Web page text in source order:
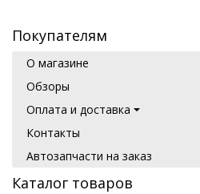
Покупателям
О магазине
Обзоры
Оплата и доставка
Контакты
Автозапчасти на заказ
Каталог товаров